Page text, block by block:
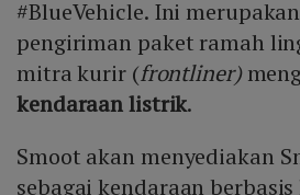
#BlueVehicle. Ini
pengiriman paket ramah
mitra kurir (frontliner)
kendaraan listrik.
Smoot akan menyediakan
sebagai kendaraan